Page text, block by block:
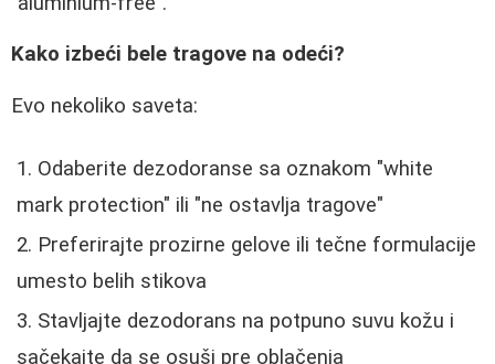
Kako izbeći bele tragove na odeći?
Evo nekoliko saveta:
Odaberite dezodoranse sa oznakom "white
mark protection" ili "ne ostavlja tragove"
Preferirajte prozirne gelove ili tečne formulacije
umesto belih stikova
Stavljajte dezodorans na potpuno suvu kožu i
sačekajte da se osuši pre oblačenja